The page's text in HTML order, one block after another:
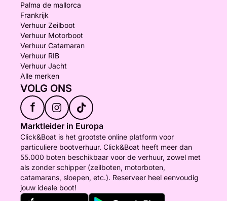
Palma de mallorca
Frankrijk
Verhuur Zeilboot
Verhuur Motorboot
Verhuur Catamaran
Verhuur RIB
Verhuur Jacht
Alle merken
VOLG ONS
f
Marktleider in Europa
Click&Boat is het grootste online platform voor
particuliere bootverhuur. Click&Boat heeft meer dan
55.000 boten beschikbaar voor de verhuur, zowel met
als zonder schipper (zeilboten, motorboten,
catamarans, sloepen, etc.). Reserveer heel eenvoudig
jouw ideale boot!